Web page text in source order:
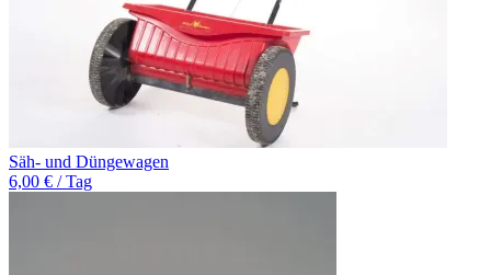
Säh- und Düngewagen
6,00 € / Tag